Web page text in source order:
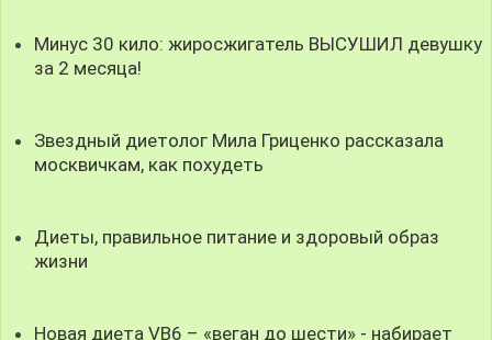
Минус 30 кило: жиросжигатель ВЫСУШИЛ девушку
за 2 месяца!
Звездный диетолог Мила Гриценко рассказала
москвичкам, как похудеть
Диеты, правильное питание и здоровый образ
жизни
Новая диета VB6 – «веган до шести» - набирает